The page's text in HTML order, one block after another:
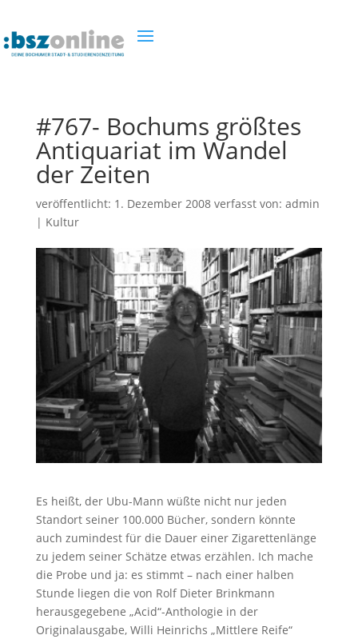
#767- Bochums größtes
Antiquariat im Wandel
der Zeiten
veröffentlicht: 1. Dezember 2008verfasst von: admin
| Kultur
Es heißt, der Ubu-Mann wüßte nicht nur jeden
Standort seiner 100.000 Bücher, sondern könnte
auch zumindest für die Dauer einer Zigarettenlänge
zu jedem seiner Schätze etwas erzählen. Ich mache
die Probe und ja: es stimmt – nach einer halben
Stunde liegen die von Rolf Dieter Brinkmann
herausgegebene „Acid“-Anthologie in der
Originalausgabe, Willi Heinrichs „Mittlere Reife“